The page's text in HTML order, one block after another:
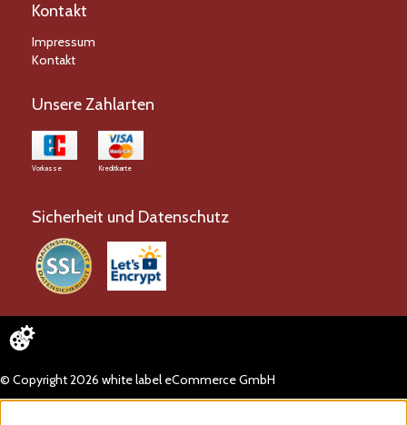
Kontakt
Impressum
Kontakt
Unsere Zahlarten
Vorkasse Kreditkarte
Sicherheit und Datenschutz
© Copyright 2026 white label eCommerce GmbH